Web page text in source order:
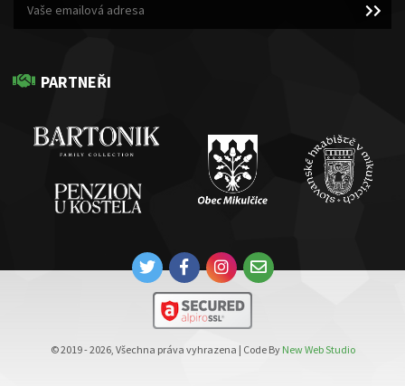
PARTNEŘI
© 2019 - 2026, Všechna práva vyhrazena | Code By New Web Studio